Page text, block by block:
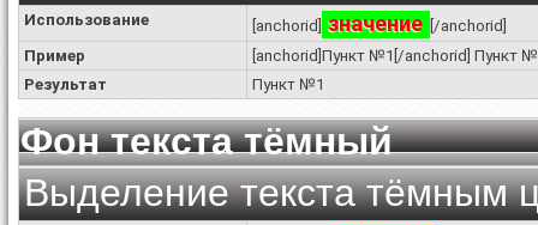
Использование [anchorid] значение [/anchorid]
Пример
[anchorid]Пункт №1[/anchorid] Пункт
Результат
Пункт №1
Фон текста тёмный
Выделение текста тёмным